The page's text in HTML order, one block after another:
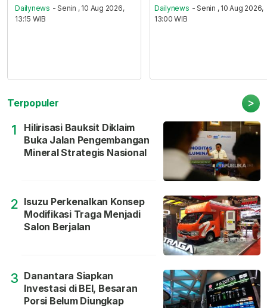
Dailynews - Senin , 10 Aug 2026,
13:15 WIB
Dailynews - Senin , 10 Aug 2026,
13:00 WIB
Terpopuler >
1
Hilirisasi Bauksit Diklaim
Buka Jalan Pengembangan
Mineral Strategis Nasional
2 Isuzu Perkenalkan Konsep
Modifikasi Traga Menjadi
Salon Berjalan
3 Danantara Siapkan
Investasi di BEI, Besaran
Porsi Belum Diungkap